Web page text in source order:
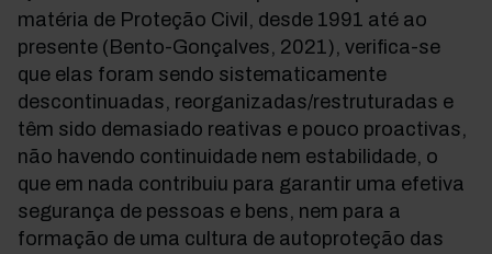
matéria de Proteção Civil, desde 1991 até ao
presente (Bento-Gonçalves, 2021), verifica-se
que elas foram sendo sistematicamente
descontinuadas, reorganizadas/restruturadas e
têm sido demasiado reativas e pouco proactivas,
não havendo continuidade nem estabilidade, o
que em nada contribuiu para garantir uma efetiva
segurança de pessoas e bens, nem para a
formação de uma cultura de autoproteção das